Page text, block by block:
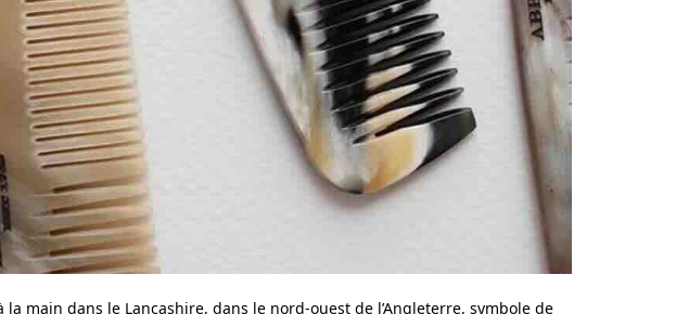
main dans le Lancashire, dans le nord-ouest de l’Angleterre, symbole de